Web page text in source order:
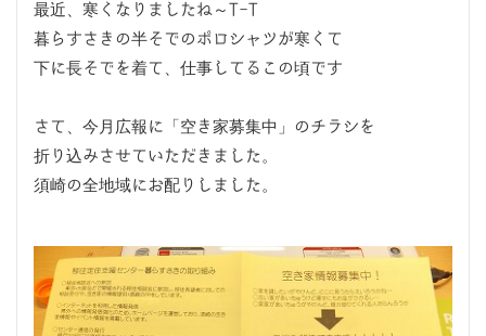
最近、寒くなりましたね～T-T
暮らすさきの半そでのポロシャツが寒くて
下に長そでを着て、仕事してるこの頃です
さて、今月広報に「空き家募集中」のチラシを
折り込みさせていただきました。
須崎の全地域にお配りしました。